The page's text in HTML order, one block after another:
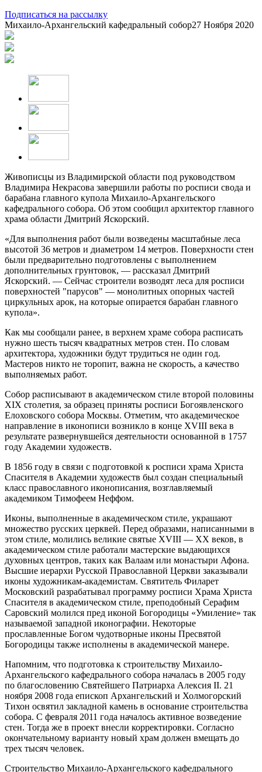
Подписаться на рассылку
Михаило-Архангельский кафедральный собор27 Ноября 2020
Живописцы из Владимирской области под руководством
Владимира Некрасова завершили работы по росписи свода и
барабана главного купола Михаило-Архангельского
кафедрального собора. Об этом сообщил архитектор главного
храма области Дмитрий Яскорский.
«Для выполнения работ были возведены масштабные леса
высотой 36 метров и диаметром 14 метров. Поверхности стен
были предварительно подготовлены с выполнением
дополнительных грунтовок, — рассказал Дмитрий
Яскорский. — Сейчас строители возводят леса для росписи
поверхностей "парусов" — монолитных опорных частей
циркульных арок, на которые опирается барабан главного
купола».
Как мы сообщали ранее, в верхнем храме собора расписать
нужно шесть тысяч квадратных метров стен. По словам
архитектора, художники будут трудиться не один год.
Мастеров никто не торопит, важна не скорость, а качество
выполняемых работ.
Собор расписывают в академическом стиле второй половины
XIX столетия, за образец приняты росписи Богоявленского
Елоховского собора Москвы. Отметим, что академическое
направление в иконописи возникло в конце XVIII века в
результате развернувшейся деятельности основанной в 1757
году Академии художеств.
В 1856 году в связи с подготовкой к росписи храма Христа
Спасителя в Академии художеств был создан специальный
класс православного иконописания, возглавляемый
академиком Тимофеем Неффом.
Иконы, выполненные в академическом стиле, украшают
множество русских церквей. Перед образами, написанными в
этом стиле, молились великие святые XVIII — XX веков, в
академическом стиле работали мастерские выдающихся
духовных центров, таких как Валаам или монастыри Афона.
Высшие иерархи Русской Православной Церкви заказывали
иконы художникам-академистам. Святитель Филарет
Московский разрабатывал программу росписи Храма Христа
Спасителя в академическом стиле, преподобный Серафим
Саровский молился пред иконой Богородицы «Умиление» так
называемой западной иконографии. Некоторые
прославленные Богом чудотворные иконы Пресвятой
Богородицы также исполнены в академической манере.
Напомним, что подготовка к строительству Михаило-
Архангельского кафедрального собора началась в 2005 году
по благословению Святейшего Патриарха Алексия II. 21
ноября 2008 года епископ Архангельский и Холмогорский
Тихон освятил закладной камень в основание строительства
собора. С февраля 2011 года началось активное возведение
стен. Тогда же в проект внесли корректировки. Согласно
окончательному варианту новый храм должен вмещать до
трех тысяч человек.
Строительство Михаило-Архангельского кафедрального